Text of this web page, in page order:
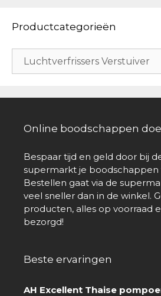
Productcategorieën
Online boodschappen
Bespaar tijd en geld door bij
supermarkt je boodschappen
Bestellen gaat via de
veel sneller dan in de winkel.
producten, alles op voorraad
bezorgd!
Beste ervaringen
AH Excellent Thaise